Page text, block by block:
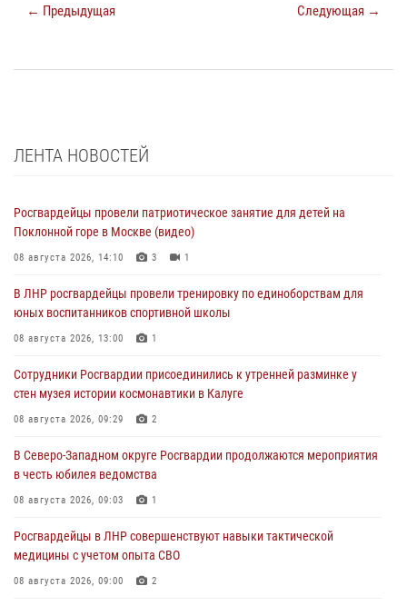
← Предыдущая Следующая →
ЛЕНТА НОВОСТЕЙ
Росгвардейцы провели патриотическое занятие для детей на
Поклонной горе в Москве (видео)
08 августа 2026, 14:10 3 1
В ЛНР росгвардейцы провели тренировку по единоборствам для
юных воспитанников спортивной школы
08 августа 2026, 13:00 1
Сотрудники Росгвардии присоединились к утренней разминке у
стен музея истории космонавтики в Калуге
08 августа 2026, 09:29 2
В Северо-Западном округе Росгвардии продолжаются мероприятия
в честь юбилея ведомства
08 августа 2026, 09:03 1
Росгвардейцы в ЛНР совершенствуют навыки тактической
медицины с учетом опыта СВО
08 августа 2026, 09:00 2